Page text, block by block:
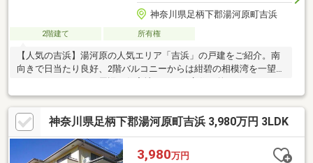
神奈川県足柄下郡湯河原町吉浜
2階建て 所有権
【人気の吉浜】湯河原の人気エリア「吉浜」の戸建をご紹介。南
向きで日当たり良好、2階バルコニーからは紺碧の相模湾を一望す
ることができます。周辺は住宅地ですので永住目的はもちろん、
閑静に付きリゾート利用でもお薦めです。駐車も1台駐車可能、真
鶴駅から徒歩約18分(約1.4km）です。お問合せ心よりお待ちして
おります。神奈川県足柄下郡湯河原町吉浜 3,980万円 3LDK
3,980万円